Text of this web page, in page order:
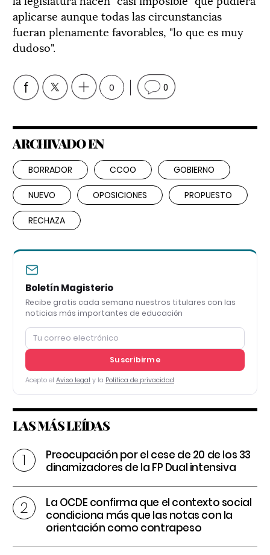
aplicarse aunque todas las circunstancias
fueran plenamente favorables, "lo que es muy
dudoso".
0 0
ARCHIVADO EN
BORRADOR CCOO GOBIERNO
NUEVO OPOSICIONES PROPUESTO
RECHAZA
Boletín Magisterio
Recibe gratis cada semana nuestros titulares con las
noticias más importantes de educación
Suscribirme
Acepto el Aviso legal y la Política de privacidad
LAS MÁS LEÍDAS
Preocupación por el cese de 20 de los 33
dinamizadores de la FP Dual intensiva
La OCDE confirma que el contexto social
condiciona más que las notas con la
orientación como contrapeso